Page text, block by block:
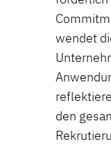
wendet
den